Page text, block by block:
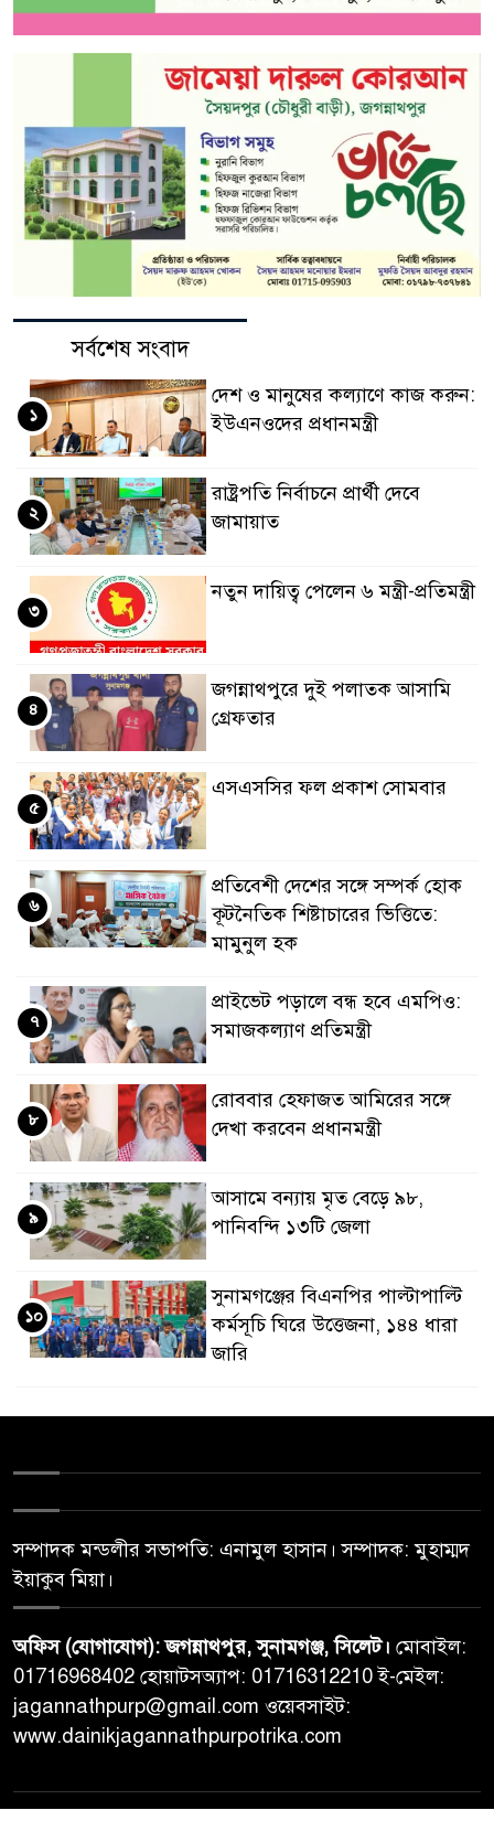
সর্বশেষ সংবাদ
দেশ ও মানুষের কল্যাণে কাজ করুন:
ইউএনওদের প্রধানমন্ত্রী
১
রাষ্ট্রপতি নির্বাচনে প্রার্থী দেবে
জামায়াত
২
নতুন দায়িত্ব পেলেন ৬ মন্ত্রী-প্রতিমন্ত্রী
৩
জগন্নাথপুরে দুই পলাতক আসামি
গ্রেফতার
৪
এসএসসির ফল প্রকাশ সোমবার
৫
প্রতিবেশী দেশের সঙ্গে সম্পর্ক হোক
কূটনৈতিক শিষ্টাচারের ভিত্তিতে:
মামুনুল হক
৬
প্রাইভেট পড়ালে বন্ধ হবে এমপিও:
সমাজকল্যাণ প্রতিমন্ত্রী
৭
রোববার হেফাজত আমিরের সঙ্গে
দেখা করবেন প্রধানমন্ত্রী
৮
আসামে বন্যায় মৃত বেড়ে ৯৮,
পানিবন্দি ১৩টি জেলা
৯
সুনামগঞ্জের বিএনপির পাল্টাপাল্টি
কর্মসূচি ঘিরে উত্তেজনা, ১৪৪ ধারা
জারি
১০
সম্পাদক মন্ডলীর সভাপতি: এনামুল হাসান। সম্পাদক: মুহাম্মদ
ইয়াকুব মিয়া।
অফিস (যোগাযোগ): জগন্নাথপুর, সুনামগঞ্জ, সিলেট। মোবাইল:
01716968402 হোয়াটসঅ্যাপ: 01716312210 ই-মেইল:
jagannathpurp@gmail.com ওয়েবসাইট:
www.dainikjagannathpurpotrika.com